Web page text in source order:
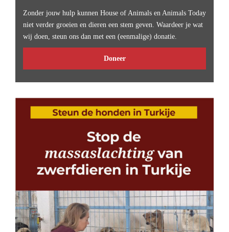
Zonder jouw hulp kunnen House of Animals en Animals Today
niet verder groeien en dieren een stem geven. Waardeer je wat
wij doen, steun ons dan met een (eenmalige) donatie.
Doneer